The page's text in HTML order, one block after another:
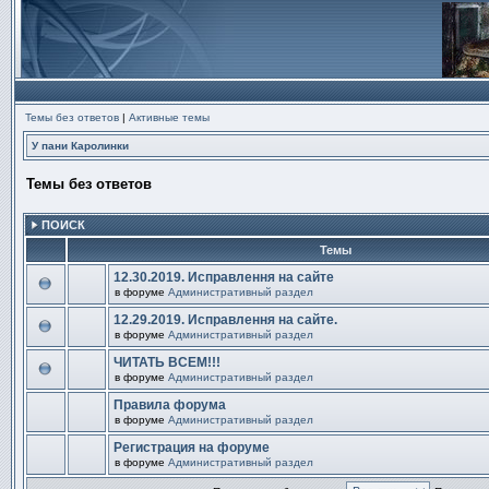
Темы без ответов | Активные темы
У пани Каролинки
Темы без ответов
ПОИСК
Темы
этой
новых
непрочитанных
12.30.2019. Исправлення на сайте
в форуме Административный раздел
этой
новых
непрочитанных
12.29.2019. Исправлення на сайте.
в форуме Административный раздел
этой
новых
непрочитанных
ЧИТАТЬ ВСЕМ!!!
в форуме Административный раздел
этой
новых
Правила форума
в форуме Административный раздел
этой
Регистрация на форуме
в форуме Административный раздел